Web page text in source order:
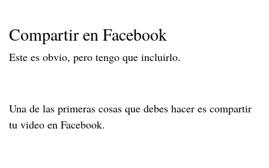
Compartir en Facebook
Este es obvio, pero tengo que incluirlo.
Una de las primeras cosas que debes hacer es compartir
tu video en Facebook.